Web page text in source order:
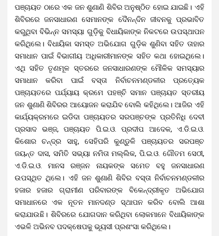
ପଞ୍ଚାୟତ ଠାରେ ଏକ ଜନ ଶୁଣାଣି ଶିବିର ଅନୁଷ୍ଠିତ ହୋଇ ଯାଇଛି। ଏହି
ଶିବିରରେ ଜନସାଧାରଣ ସେମାନଙ୍କ ଦୈନନ୍ଦିନ ଜୀବନକୁ ପ୍ରଭାବିତ
କରୁଥିବା ବିଭିନ୍ନ ସମସ୍ୟା ଗୁଡ଼ିକୁ ବିଧାୟିକାଙ୍କ ନିକଟରେ ଉପସ୍ଥାପନ
କରିଥିଲେ। ବିଧାୟିକା ସମସ୍ତ ଅଭିଯୋଗ ଗୁଡ଼ିକ ଶୁଣିବା ସହିତ ତାହାର
ସମାଧାନ ପାଇଁ ବିଭାଗୀୟ ଅଧିକାରୀମାନଙ୍କ ସହିତ କଥା ହୋଇଥିଲେ।
ଏଥି ସହିତ ତୃଣମୂଳ ସ୍ତରରେ ଜନସାଧାରଣଙ୍କ ମୌଳିକ ସମସ୍ୟାର
ସମାଧାନ କରିବା ପାଇଁ ବସ୍ତା ନିର୍ବାଚନମଣ୍ଡଳୀର ପ୍ରତ୍ୟେକ
ପଞ୍ଚାୟତରେ ପର୍ଯ୍ୟାୟ କ୍ରମେ ପହଞ୍ଚି ସମାନ ପଞ୍ଚାୟତ ସ୍ତରୀୟ
ଜନ ଶୁଣାଣି ଶିବିରର ଆୟୋଜନ କରାଯିବ ବୋଲି କହିଥିଲେ।ଆଜିର ଏହି
କାର୍ଯ୍ୟକ୍ରମରେ ଇଡିଦା ପଞ୍ଚାୟତର ସରପଞ୍ଚଙ୍କ ପ୍ରତିନିଧି ଦେବୀ
ପ୍ରସାଦ ଭଞ୍ଜ, ପଞ୍ଚାୟତ ପି.ଇ.ଓ. ପ୍ରଦୀପ ଆଦେକ, ଏ.ଡି.ଇ.ଓ.
କିଶୋର ଚନ୍ଦ୍ର ସାହୁ, ସେହିପରି କୁଣ୍ଡୁଳି ପଞ୍ଚାୟତର ସରପଞ୍ଚ
ଜୟନ୍ତ ଦାସ, ସମିତି ସଭ୍ୟା ନମିତା ମଲ୍ଲିକ, ପି.ଇ.ଓ. ଗୌତମ ସେଠୀ,
ଏ.ଡି.ଇ.ଓ. ମାନସ ରଞ୍ଜନ ନାୟକଙ୍କ ସମେତ ବହୁ ଜନସାଧାରଣ
ଉପସ୍ଥିତ ଥିଲେ। ଏହି ଜନ ଶୁଣାଣି ଶିବିର ବସ୍ତା ନିର୍ବାଚନମଣ୍ଡଳୀର
ହଜାର ହଜାର ଗ୍ରାମୀଣ ପରିବାରଙ୍କ ବିକେନ୍ଦ୍ରୀକୃତ ଅଭିଯୋଗ
ସମାଧାନରେ ଏକ ନୂତନ ମାନଦଣ୍ଡ ସ୍ଥାପନ କରିବ ବୋଲି ଆଶା
କରାଯାଉଛି। ଶିବିରରେ ଯୋଗଦାନ କରିଥିବା ଲୋକମାନେ ବିଧାୟିକାଙ୍କ
ଏଭଳି ଅଭିନବ ପଦକ୍ଷେପକୁ ଭୂୟସୀ ପ୍ରଶଂସା କରିଥିଲେ।